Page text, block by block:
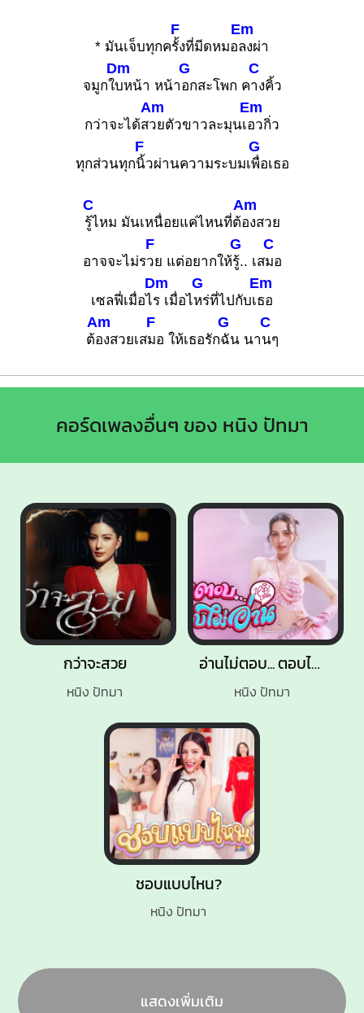
* มันเจ็บทุกค
F
รั้งที่มีดหมอ
Em
ลงผ่า
จมูกใ
Dm
บหน้า หน้า
G
อกสะโพก ค
C
างคิ้ว
กว่าจะได้ส
Am
วยตัวขาวละมุนเ
Em
อวกิ่ว
ทุกส่วนทุก
F
นิ้วผ่านความระบมเ
G
พื่อเธอ
C
รู้ไหม มันเหนื่อยแค่ไหนที่ต้
Am
องสวย
อาจจะไม่ร
F
วย แต่อยากให้
G
รู้.. เส
C
มอ
เซลฟี่เมื่อไ
Dm
ร เมื่อไ
G
หร่ที่ไปกับเ
Em
ธอ
ต้
Am
องสวยเส
F
มอ ให้เธอรัก
G
ฉัน นา
C
นๆ
คอร์ดเพลงอื่นๆ ของ หนิง ปัทมา
อ่านไม่ตอบ... ตอบไม่อ่าน
หนิง ปัทมา
ชอบแบบไหน?
หนิง ปัทมา
กว่าจะสวย
หนิง ปัทมา
แสดงเพิ่มเติม